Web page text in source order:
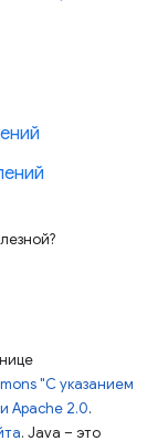
"С указанием
Apache 2.0.
. Java – это